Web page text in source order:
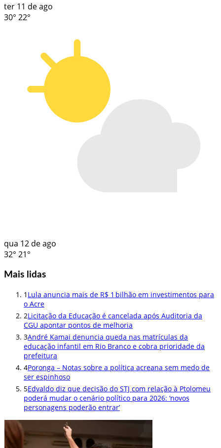
ter 11 de ago
30° 22°
qua 12 de ago
32° 21°
Mais lidas
1 Lula anuncia mais de R$ 1 bilhão em investimentos para
o Acre
2Licitação da Educação é cancelada após Auditoria da
CGU apontar pontos de melhoria
3André Kamai denuncia queda nas matrículas da
educação infantil em Rio Branco e cobra prioridade da
prefeitura
4Poronga – Notas sobre a política acreana sem medo de
ser espinhoso
5Edvaldo diz que decisão do STJ com relação à Ptolomeu
poderá mudar o cenário político para 2026: ‘novos
personagens poderão entrar’